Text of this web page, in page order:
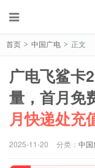
首页 > 中国广电 > 正文
广电飞鲨卡
量，首月免
月快递处充
2025-11-20 分类： 中国